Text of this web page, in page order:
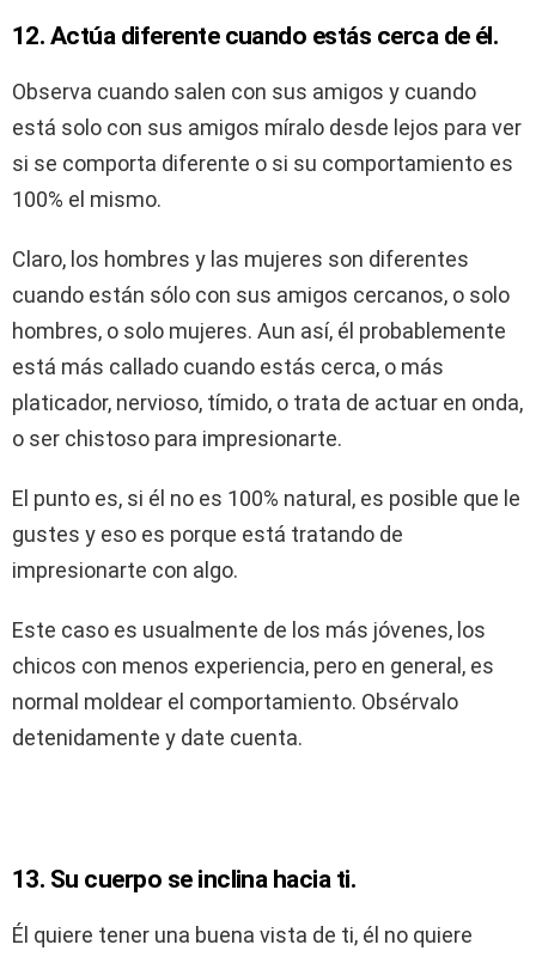
12. Actúa diferente cuando estás cerca de él.
Observa cuando salen con sus amigos y cuando
está solo con sus amigos míralo desde lejos para ver
si se comporta diferente o si su comportamiento es
100% el mismo.
Claro, los hombres y las mujeres son diferentes
cuando están sólo con sus amigos cercanos, o solo
hombres, o solo mujeres. Aun así, él probablemente
está más callado cuando estás cerca, o más
platicador, nervioso, tímido, o trata de actuar en onda,
o ser chistoso para impresionarte.
El punto es, si él no es 100% natural, es posible que le
gustes y eso es porque está tratando de
impresionarte con algo.
Este caso es usualmente de los más jóvenes, los
chicos con menos experiencia, pero en general, es
normal moldear el comportamiento. Obsérvalo
detenidamente y date cuenta.
13. Su cuerpo se inclina hacia ti.
Él quiere tener una buena vista de ti, él no quiere